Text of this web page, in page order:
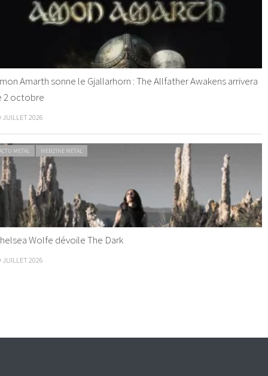
Amarth sonne le Gjallarhorn : The Allfather Awakens arrivera
2 octobre
JUILLET 2026
METAL WEBZINE METAL
Wolfe dévoile The Dark
JUILLET 2026